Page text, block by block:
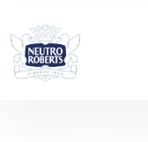
to
content